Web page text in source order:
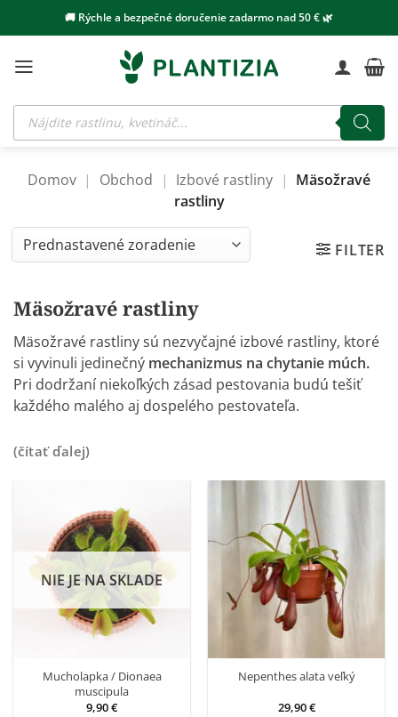
to
🚚 Rýchle a bezpečné doručenie zadarmo nad 50 € 🌿
Products
search
Domov | Obchod | Izbové rastliny | Mäsožravé
rastliny
FILTER
Mäsožravé rastliny
Mäsožravé rastliny sú nezvyčajné izbové rastliny, ktoré
si vyvinuli jedinečný mechanizmus na chytanie múch.
Pri dodržaní niekoľkých zásad pestovania budú tešiť
každého malého aj dospelého pestovateľa.
(čítať ďalej)
NIE JE NA SKLADE
Mucholapka / Dionaea
muscipula
9,90€
Nepenthes alata veľký
29,90€